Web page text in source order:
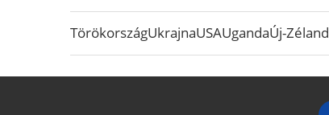
TörökországUkrajnaUSAUgandaÚj-Zéland